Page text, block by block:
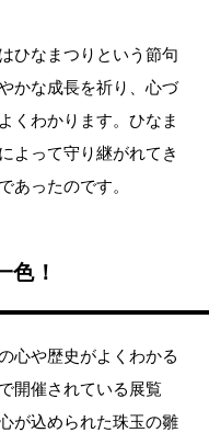
ひなまつりという節句
かな成長を祈り、心づ
くわかります。ひなま
よって守り継がれてき
あったのです。
色！
心や歴史がよくわかる
開催されている展覧
が込められた珠玉の雛